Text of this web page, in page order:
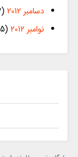
دسامبر 2012
(42)
نوامبر 2012
(15)